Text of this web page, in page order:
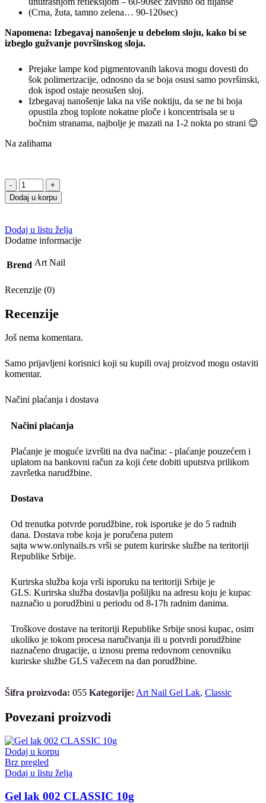
(Crna, žuta, tamno zelena… 90-120sec)
Napomena: Izbegavaj nanošenje u debelom sloju, kako bi se
izbeglo gužvanje površinskog sloja.
Prejake lampe kod pigmentovanih lakova mogu dovesti do
šok polimerizacije, odnosno da se boja osusi samo površinski,
dok ispod ostaje neosušen sloj.
Izbegavaj nanošenje laka na više noktiju, da se ne bi boja
opustila zbog toplote nokatne ploče i koncentrisala se u
bočnim stranama, najbolje je mazati na 1-2 nokta po strani 😊
Na zalihama
Dodaj u korpu
Dodaj u listu želja
Dodatne informacije
Brend Art Nail
Recenzije (0)
Recenzije
Još nema komentara.
Samo prijavljeni korisnici koji su kupili ovaj proizvod mogu ostaviti
komentar.
Načini plaćanja i dostava
Načini plaćanja
Plaćanje je moguće izvršiti na dva načina: - plaćanje pouzećem i
uplatom na bankovni račun za koji ćete dobiti uputstva prilikom
završetka narudžbine.
Dostava
Od trenutka potvrde porudžbine, rok isporuke je do 5 radnih
dana. Dostava robe koja je poručena putem
sajta www.onlynails.rs vrši se putem kurirske službe na teritoriji
Republike Srbije.
Kurirska služba koja vrši isporuku na teritoriji Srbije je
GLS. Kurirska služba dostavlja pošiljku na adresu koju je kupac
naznačio u porudžbini u periodu od 8-17h radnim danima.
Troškove dostave na teritoriji Republike Srbije snosi kupac, osim
ukoliko je tokom procesa naručivanja ili u potvrdi porudžbine
naznačeno drugacije, u iznosu prema redovnom cenovniku
kurirske službe GLS važecem na dan porudžbine.
Šifra proizvoda: 055 Kategorije: Art Nail Gel Lak, Classic
Povezani proizvodi
Dodaj u korpu
Brz pregled
Dodaj u listu želja
Gel lak 002 CLASSIC 10g